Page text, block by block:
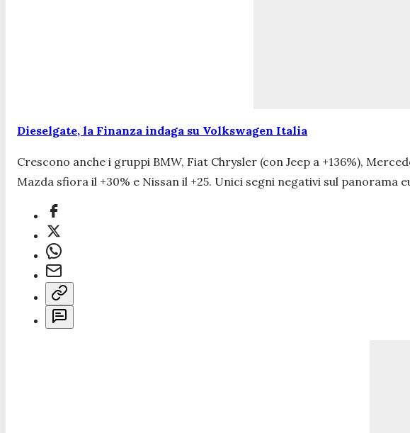
Dieselgate, la Finanza indaga su Volkswagen Italia
Crescono anche i gruppi BMW, Fiat Chrysler (con Jeep a +136%),
Mazda sfiora il +30% e Nissan il +25. Unici segni negativi sul panorama